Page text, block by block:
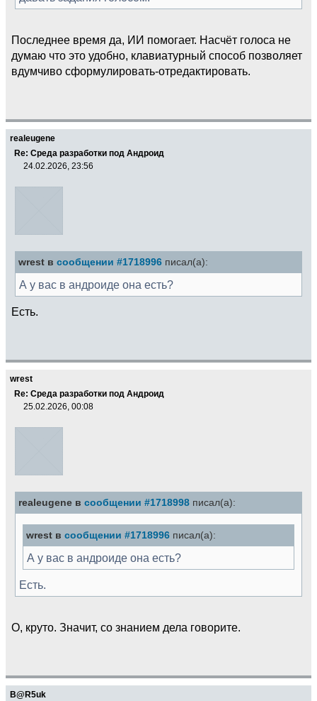
Последнее время да, ИИ помогает. Насчёт голоса не
думаю что это удобно, клавиатурный способ позволяет
вдумчиво сформулировать-отредактировать.
realeugene
Re: Среда разработки под Андроид
24.02.2026, 23:56
wrest в сообщении #1718996 писал(а):
А у вас в андроиде она есть?
Есть.
wrest
Re: Среда разработки под Андроид
25.02.2026, 00:08
realeugene в сообщении #1718998 писал(а):
wrest в сообщении #1718996 писал(а):
А у вас в андроиде она есть?
Есть.
О, круто. Значит, со знанием дела говорите.
B@R5uk